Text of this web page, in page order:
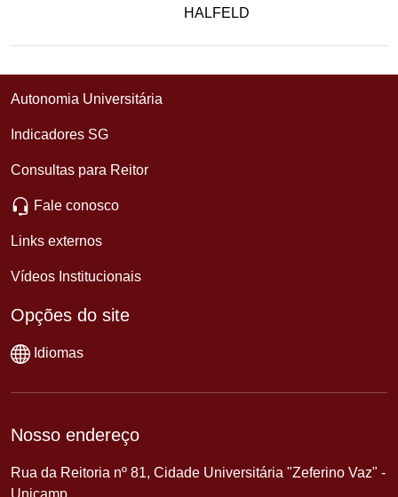
HALFELD
Autonomia Universitária
Indicadores SG
Consultas para Reitor
Fale conosco
Links externos
Vídeos Institucionais
Opções do site
Idiomas
Nosso endereço
Rua da Reitoria nº 81, Cidade Universitária "Zeferino Vaz" -
Unicamp